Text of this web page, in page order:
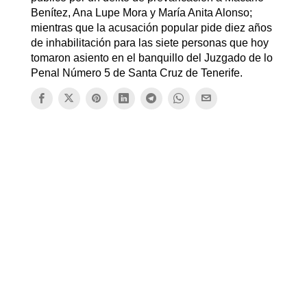
Benítez, Ana Lupe Mora y María Anita Alonso;
mientras que la acusación popular pide diez años
de inhabilitación para las siete personas que hoy
tomaron asiento en el banquillo del Juzgado de lo
Penal Número 5 de Santa Cruz de Tenerife.